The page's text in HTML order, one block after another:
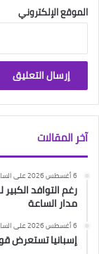
الموقع الإلكتروني
آخر المقالات
6 أغسطس 2026 على الساعة 11:34 مساءً
رغم التوافد
مدار الساعة
6 أغسطس 2026 على الساعة 10:03 مساءً
إسبانيا تستعرض